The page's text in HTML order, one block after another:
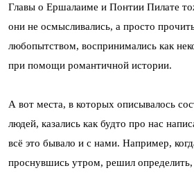
Главы о Ершалаиме и Понтии Пилате
они не осмысливались, а просто
любопытством, воспринимались как
при помощи романтичной истории.
А вот места, в которых описывалось
людей, казались как будто про нас
всё это бывало и с нами. Например,
проснувшись утром, решил